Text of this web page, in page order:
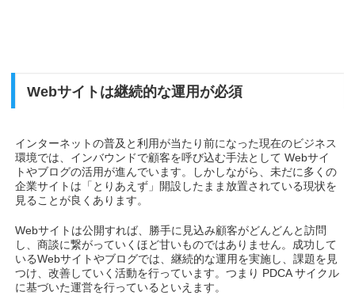
Webサイトは継続的な運用が必須
インターネットの普及と利用が当たり前になった現在のビジネス
環境では、インバウンドで顧客を呼び込む手法として Webサイ
トやブログの活用が進んでいます。しかしながら、未だに多くの
企業サイトは「とりあえず」開設したまま放置されている現状を
見ることが良くあります。
Webサイトは公開すれば、勝手に見込み顧客がどんどんと訪問
し、商談に繋がっていくほど甘いものではありません。成功して
いるWebサイトやブログでは、継続的な運用を実施し、課題を見
つけ、改善していく活動を行っています。つまり PDCA サイクル
に基づいた運営を行っているといえます。